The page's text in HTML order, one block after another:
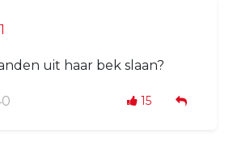
uit haar bek slaan?
15